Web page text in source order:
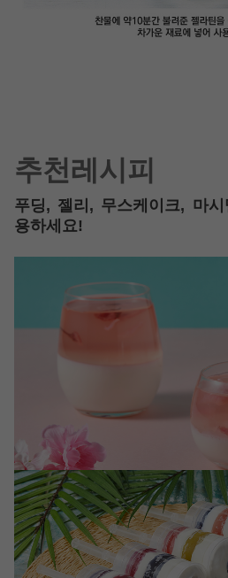
추천레시피
푸딩, 젤리, 무스케이크, 마
용하세요!